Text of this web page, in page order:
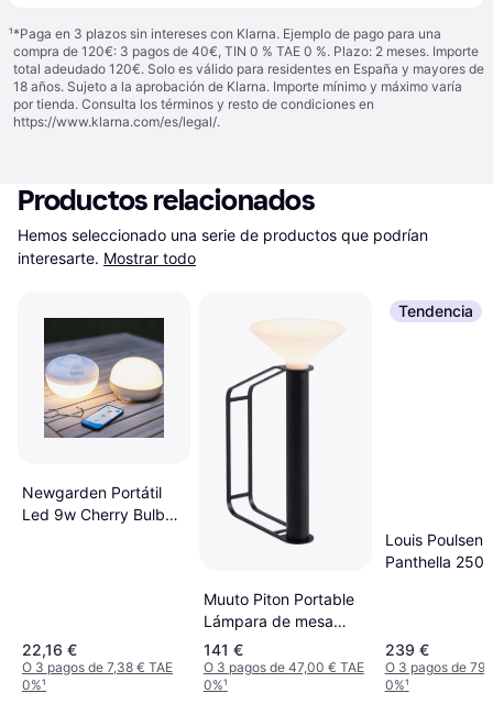
¹*Paga en 3 plazos sin intereses con Klarna. Ejemplo de pago para una
compra de 120€: 3 pagos de 40€, TIN 0 % TAE 0 %. Plazo: 2 meses. Importe
total adeudado 120€. Solo es válido para residentes en España y mayores de
18 años. Sujeto a la aprobación de Klarna. Importe mínimo y máximo varía
por tienda. Consulta los términos y resto de condiciones en
https://www.klarna.com/es/legal/.
Productos relacionados
Hemos seleccionado una serie de productos que podrían
interesarte. Mostrar todo
Newgarden Portátil
Led 9w Cherry Bulb
22,16 €
O 3 pagos de 7,38 € TAE
0%¹
Muuto Piton Portable
Lámpara de mesa
21.8cm
141 €
O 3 pagos de 47,00 € TAE
0%¹
Tendencia
Louis Poulsen
Panthella 250
239 €
O 3 pagos de
0%¹